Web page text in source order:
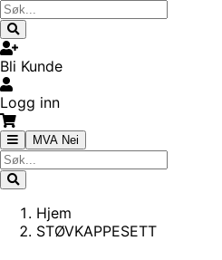
Bli Kunde
Logg inn
MVA Nei
Hjem
STØVKAPPESETT